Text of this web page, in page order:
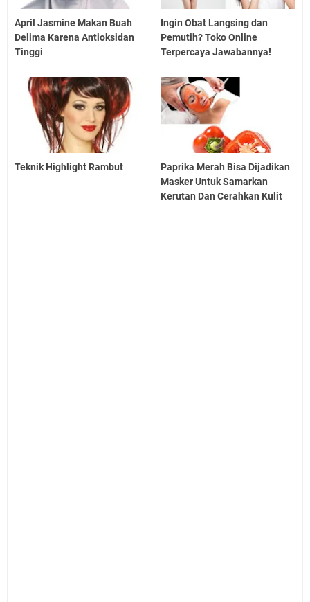
April Jasmine Makan Buah
Delima Karena Antioksidan
Tinggi
Ingin Obat Langsing dan
Pemutih? Toko Online
Terpercaya Jawabannya!
Teknik Highlight Rambut
Paprika Merah Bisa Dijadikan
Masker Untuk Samarkan
Kerutan Dan Cerahkan Kulit